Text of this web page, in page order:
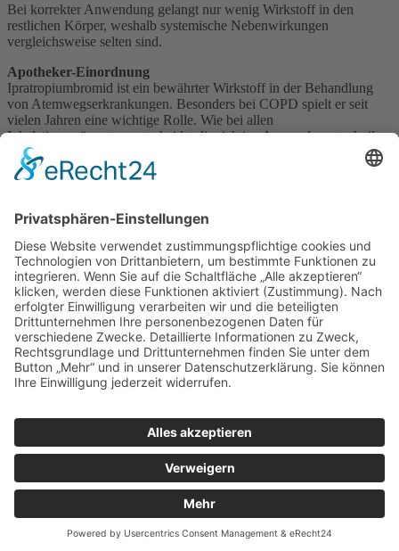
Bei korrekter Anwendung gelangt nur wenig Wirkstoff in den
restlichen Körper, weshalb systemische Nebenwirkungen
vergleichsweise selten sind.
Apotheker-Einordnung
Ipratropiumbromid ist ein bewährter Wirkstoff in der Behandlung
von Atemwegserkrankungen. Besonders bei COPD spielt er seit
vielen Jahren eine wichtige Rolle. Wie bei allen
Inhalationspräparaten entscheidet die richtige Anwendungstechnik
maßgeblich über den Therapieerfolg.
👉 Morgen wäre dannJ
dran. Da wir nur bekannte und sinnvolle
modernen und relevanten Vertreter wie einen
Hemmer (z. B. Tofacitinib als Wirkstoffbeispiel)
wählen oder
alternativ einen gut erklärbaren dermatologischen Wirkstoff. J ist
einer der Buchstaben, bei denen die Auswahl begrenzter wird.
Impressum
Datenschutzerklärung
Sitemap
Login
Apotheken-Bloggen
einetoolboxx-mediaWebsite